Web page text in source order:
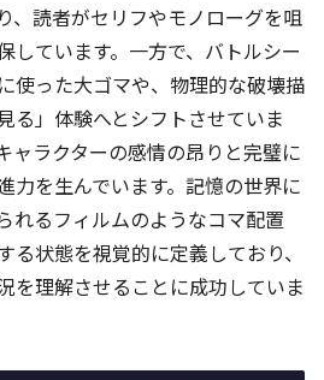
、読者がセリフやモノローグを咀
しています。一方で、バトルシー
使った大ゴマや、物理的な破壊描
る」体験へとシフトさせていま
ャラクターの感情の昂りと完璧に
力を生んでいます。記憶の世界に
れるフィルムのようなコマ配置
る状態を視覚的に定義しており、
を理解させることに成功していま